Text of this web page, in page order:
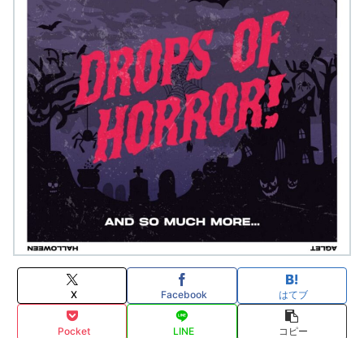
X Facebook はてブ
Pocket LINE コピー